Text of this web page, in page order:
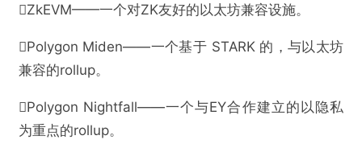
ZkEVM——一个对ZK友好的以太坊兼容设施。
Polygon Miden——一个基于 STARK 的，与以太坊
兼容的rollup。
Polygon Nightfall——一个与EY合作建立的以隐私
为重点的rollup。